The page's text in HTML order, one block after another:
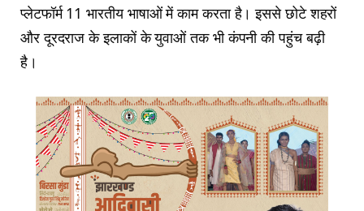
प्लेटफॉर्म 11 भारतीय भाषाओं में काम करता है। इससे छोटे शहरों
और दूरदराज के इलाकों के युवाओं तक भी कंपनी की पहुंच बढ़ी
है।